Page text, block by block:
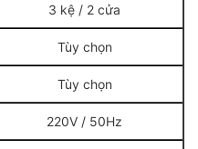
3 kệ / 2 cửa
Tùy chọn
Tùy chọn
220V / 50Hz